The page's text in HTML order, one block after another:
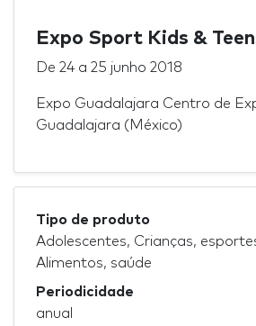
Expo Sport Kids &
De 24 a 25 junho 2018
Expo Guadalajara Centro de
Guadalajara (México)
Tipo de produto
Adolescentes, Crianças,
Alimentos, saúde
Periodicidade
anual